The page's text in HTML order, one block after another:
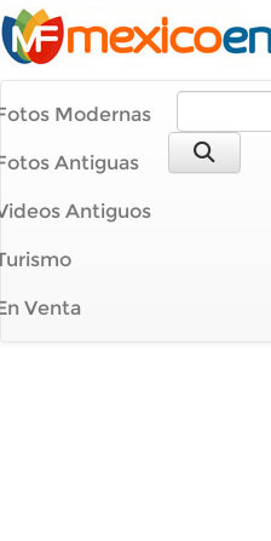
Modernas
Antiguas
Antiguos
Venta